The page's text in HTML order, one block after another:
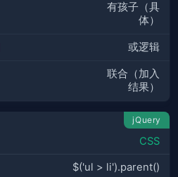
有孩子（具
体）
或逻辑
联合（加入
结果）
jQuery
CSS
$('ul > li').parent()